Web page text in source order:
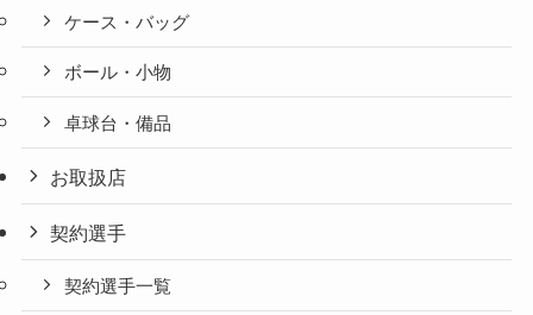
ケース・バッグ
ボール・小物
卓球台・備品
お取扱店
契約選手
契約選手一覧